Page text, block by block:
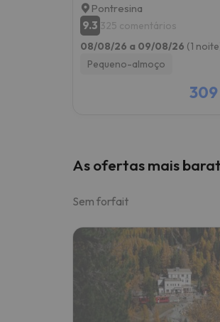
Pontresina
9.3 325 comentários
08/08/26 a 09/08/26 (1
Pequeno-almoço
As ofertas mais
Sem forfait